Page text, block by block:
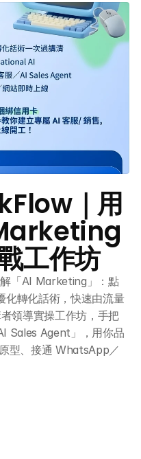
｜用
工作坊
「AI Marketing」：點
化轉化話術，快速由流量
領導實操工作坊，手把
Sales Agent」，用你品
型、接通 WhatsApp／